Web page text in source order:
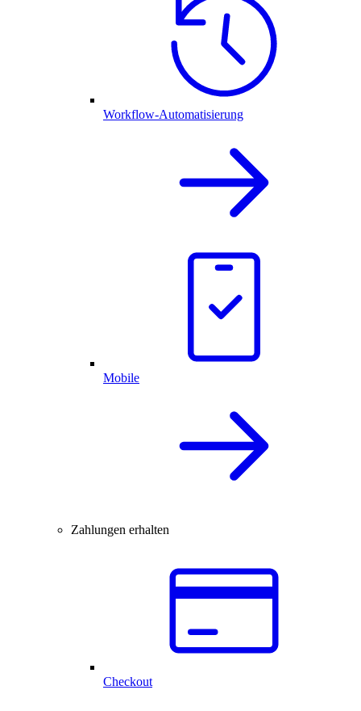
Workflow-Automatisierung
Mobile
Zahlungen erhalten
Checkout